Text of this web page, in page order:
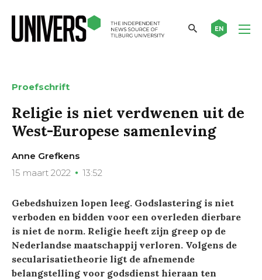
EN
Proefschrift
Religie is niet verdwenen uit de
West-Europese samenleving
Anne Grefkens
15 maart 2022
13:52
Gebedshuizen lopen leeg. Godslastering is niet
verboden en bidden voor een overleden dierbare
is niet de norm. Religie heeft zijn greep op de
Nederlandse maatschappij verloren. Volgens de
secularisatietheorie ligt de afnemende
belangstelling voor godsdienst hieraan ten